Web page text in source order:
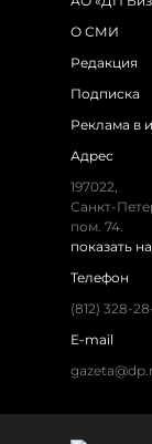
О СМИ
Редакция
Подписка
Реклама в
Адрес
197022,
Санкт-
пом. 74.
показать
Телефон
(812) 328-
E-mail